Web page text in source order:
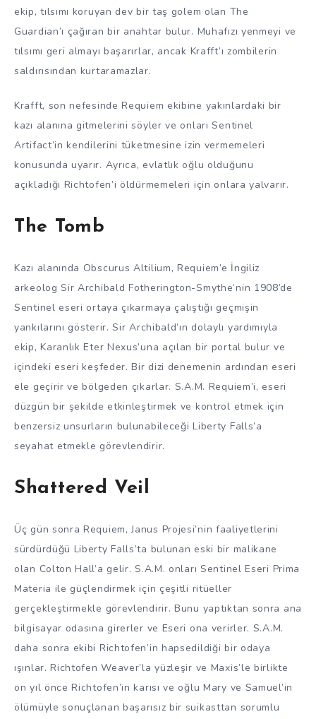
ekip, tılsımı koruyan dev bir taş golem olan The
Guardian’ı çağıran bir anahtar bulur. Muhafızı yenmeyi ve
tılsımı geri almayı başarırlar, ancak Krafft’ı zombilerin
saldırısından kurtaramazlar.
Krafft, son nefesinde Requiem ekibine yakınlardaki bir
kazı alanına gitmelerini söyler ve onları Sentinel
Artifact’in kendilerini tüketmesine izin vermemeleri
konusunda uyarır. Ayrıca, evlatlık oğlu olduğunu
açıkladığı Richtofen’i öldürmemeleri için onlara yalvarır.
The Tomb
Kazı alanında Obscurus Altilium, Requiem’e İngiliz
arkeolog Sir Archibald Fotherington-Smythe’nin 1908’de
Sentinel eseri ortaya çıkarmaya çalıştığı geçmişin
yankılarını gösterir. Sir Archibald’ın dolaylı yardımıyla
ekip, Karanlık Eter Nexus’una açılan bir portal bulur ve
içindeki eseri keşfeder. Bir dizi denemenin ardından eseri
ele geçirir ve bölgeden çıkarlar. S.A.M. Requiem’i, eseri
düzgün bir şekilde etkinleştirmek ve kontrol etmek için
benzersiz unsurların bulunabileceği Liberty Falls’a
seyahat etmekle görevlendirir.
Shattered Veil
Üç gün sonra Requiem, Janus Projesi’nin faaliyetlerini
sürdürdüğü Liberty Falls’ta bulunan eski bir malikane
olan Colton Hall’a gelir. S.A.M. onları Sentinel Eseri Prima
Materia ile güçlendirmek için çeşitli ritüeller
gerçekleştirmekle görevlendirir. Bunu yaptıktan sonra ana
bilgisayar odasına girerler ve Eseri ona verirler. S.A.M.
daha sonra ekibi Richtofen’in hapsedildiği bir odaya
ışınlar. Richtofen Weaver’la yüzleşir ve Maxis’le birlikte
on yıl önce Richtofen’in karısı ve oğlu Mary ve Samuel’in
ölümüyle sonuçlanan başarısız bir suikasttan sorumlu